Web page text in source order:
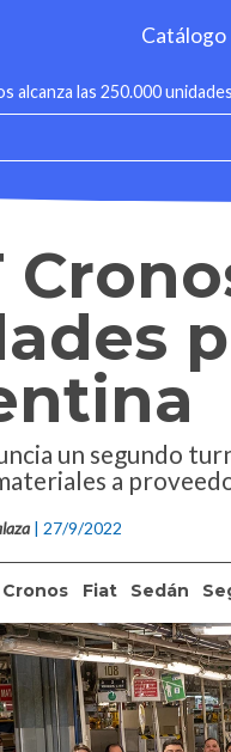
Catálogo
alcanza las 250.000
un segundo
a
| 27/9/2022
Cronos Fiat Sedán